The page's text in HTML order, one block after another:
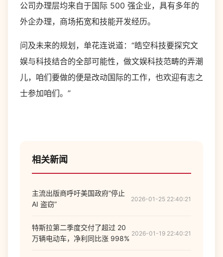
公司办理层均来自于国际 500 强企业，具有多年的
外企办理，商场拓宽和技能开发经历。
问及未来的规划，单花连说道：“皓空科技要探究文
娱与科技结合的全部可能性，做文娱科技范畴的弄潮
儿，咱们要做的便是改动国际的工作，也欢迎有志之
士参加咱们。”
相关新闻
主流出版商呼吁美国政府“停止
AI 盗窃”
2026-01-25 22:40:21
特斯拉第二季度交付了超过 20
万辆电动车，净利同比涨 998%
2026-01-19 22:40:21